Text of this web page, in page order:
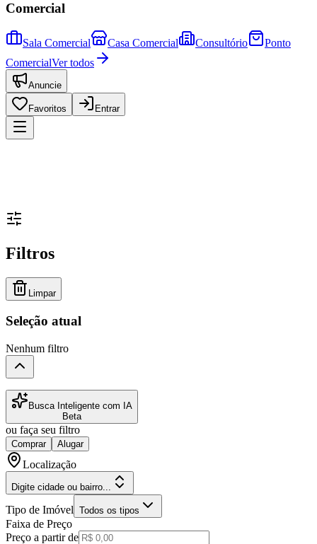
Comercial
Sala Comercial Casa Comercial Consultório
Ponto
ComercialVer todos
Anuncie
Favoritos Entrar
Filtros
Limpar
Seleção atual
Nenhum filtro
Busca Inteligente com IA
Beta
ou faça seu filtro
Comprar Alugar
Localização
Digite cidade ou bairro...
Tipo de Imóvel Todos os tipos
Faixa de Preço
Preço a partir de